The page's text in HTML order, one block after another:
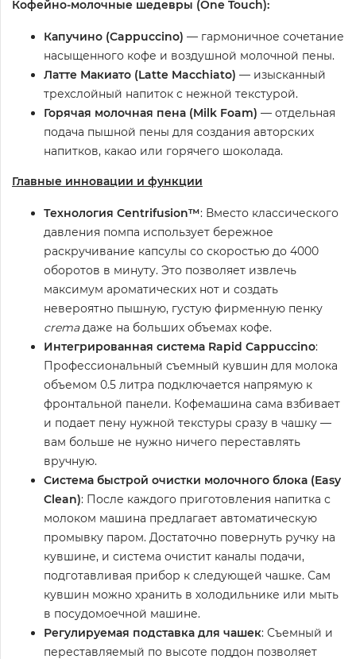
Кофейно-молочные шедевры (One Touch):
Капучино (Cappuccino) — гармоничное сочетание
насыщенного кофе и воздушной молочной пены.
Латте Макиато (Latte Macchiato) — изысканный
трехслойный напиток с нежной текстурой.
Горячая молочная пена (Milk Foam) — отдельная
подача пышной пены для создания авторских
напитков, какао или горячего шоколада.
Главные инновации и функции
Технология Centrifusion™: Вместо классического
давления помпа использует бережное
раскручивание капсулы со скоростью до 4000
оборотов в минуту. Это позволяет извлечь
максимум ароматических нот и создать
невероятно пышную, густую фирменную пенку
cremaдаже на больших объемах кофе.
Интегрированная система Rapid Cappuccino:
Профессиональный съемный кувшин для молока
объемом 0.5 литра подключается напрямую к
фронтальной панели. Кофемашина сама взбивает
и подает пену нужной текстуры сразу в чашку —
вам больше не нужно ничего переставлять
вручную.
Система быстрой очистки молочного блока (Easy
Clean): После каждого приготовления напитка с
молоком машина предлагает автоматическую
промывку паром. Достаточно повернуть ручку на
кувшине, и система очистит каналы подачи,
подготавливая прибор к следующей чашке. Сам
кувшин можно хранить в холодильнике или мыть
в посудомоечной машине.
Регулируемая подставка для чашек: Съемный и
переставляемый по высоте поддон позволяет